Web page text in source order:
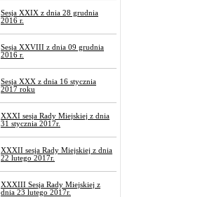
Sesja XXIX z dnia 28 grudnia
2016 r.
Sesja XXVIII z dnia 09 grudnia
2016 r.
Sesja XXX z dnia 16 stycznia
2017 roku
XXXI sesja Rady Miejskiej z dnia
31 stycznia 2017r.
XXXII sesja Rady Miejskiej z dnia
22 lutego 2017r.
XXXIII Sesja Rady Miejskiej z
dnia 23 lutego 2017r.